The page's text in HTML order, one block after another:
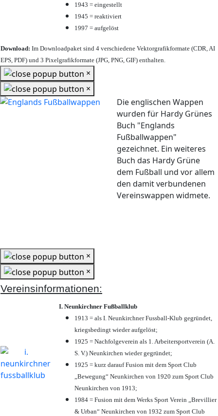
1943 = eingestellt
1945 = reaktiviert
1997 = aufgelöst
Download: Im Downloadpaket sind 4 verschiedene Vektorgrafikformate (CDR, AI
EPS, PDF) und 3 Pixelgrafikformate (JPG, PNG, GIF) enthalten.
×
×
Die englischen Wappen
wurden für Hardy Grünes
Buch "Englands
Fußballwappen"
gezeichnet. Ein weiteres
Buch das Hardy Grüne
dem Fußball und vor allem
den damit verbundenen
Vereinswappen widmete.
×
×
Vereinsinformationen:
I. Neunkirchner Fußballklub
1913 = als I. Neunkirchner Fussball-Klub gegründet,
kriegsbedingt wieder aufgelöst;
1925 = Nachfolgeverein als 1. Arbeitersportverein (A.
S. V.) Neunkirchen wieder gegründet;
1925 = kurz darauf Fusion mit dem Sport Club
„Bewegung“ Neunkirchen von 1920 zum Sport Club
Neunkirchen von 1913;
1984 = Fusion mit dem Werks Sport Verein „Brevillier
& Urban“ Neunkirchen von 1932 zum Sport Club